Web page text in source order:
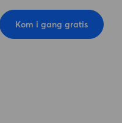
Kom i gang gratis